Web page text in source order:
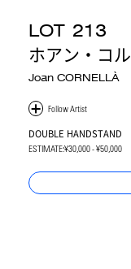
LOT 213
ホアン・コ
Joan CORNELLÀ
DOUBLE HANDSTAND
ESTIMATE:¥30,000 - ¥50,000